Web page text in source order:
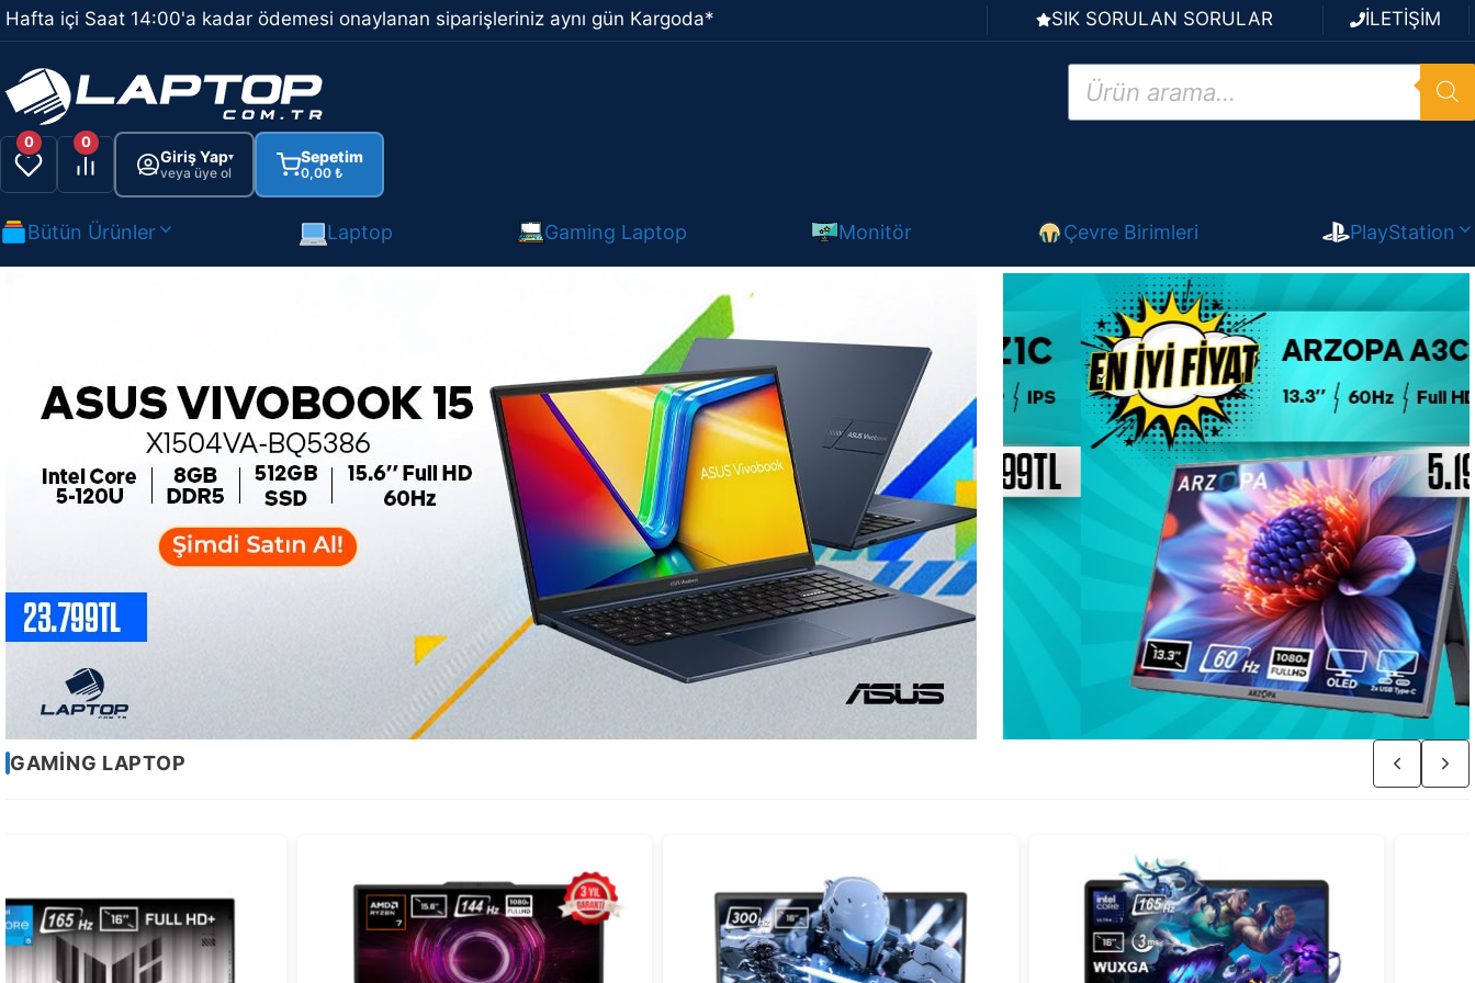
İçeriğe
atla
Hafta içi Saat 14:00'a kadar ödemesi onaylanan siparişleriniz aynı gün Kargoda* SIK SORULAN SORULAR İLETİŞİM
Products
search
0 0
Giriş Yap▾
veya üye ol
Sepetim
0,00 ₺
Bütün Ürünler Laptop Gaming Laptop Monitör Çevre Birimleri PlayStation
Sayfa
2
GAMING LAPTOP